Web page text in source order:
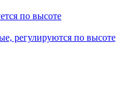
по высоте
регулируются по высоте